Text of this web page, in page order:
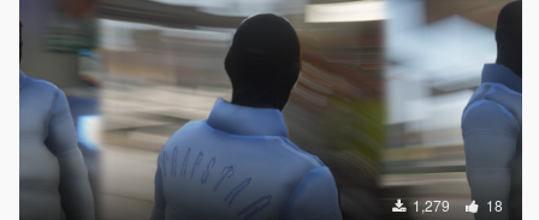
1,279 18